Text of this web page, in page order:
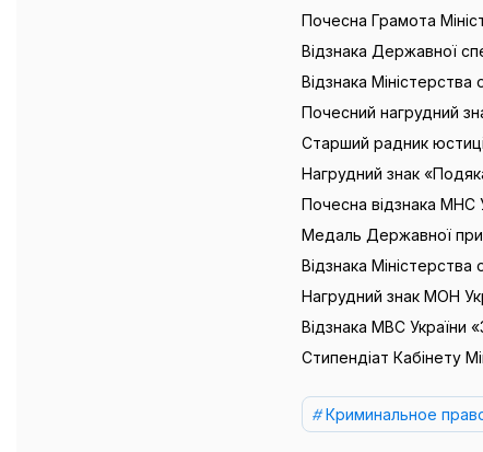
Почесна Грамота
Відзнака Державної
Відзнака
Почесний нагрудний
Старший радник
Нагрудний знак
Почесна відзнака МНС
Медаль Державної
Відзнака
Нагрудний знак МОН
Відзнака МВС України
Стипендіат Кабінету
Криминальное